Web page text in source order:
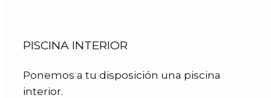
PISCINA INTERIOR
Ponemos a tu disposición una piscina
interior.